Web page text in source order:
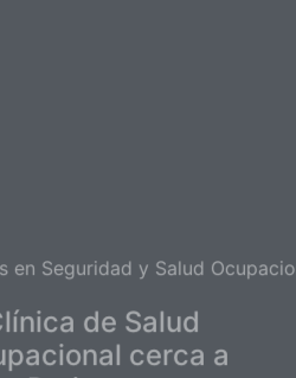
cerca a
Pariacoto